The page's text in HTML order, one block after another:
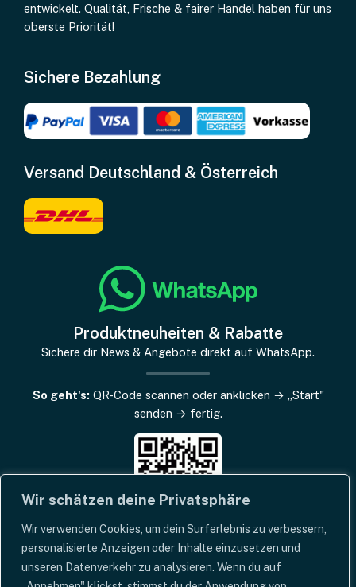
Wir schätzen deine Privatsphäre
Wir verwenden Cookies, um dein Surferlebnis zu verbessern,
personalisierte Anzeigen oder Inhalte einzusetzen und
unseren Datenverkehr zu analysieren. Wenn du auf
entwickelt. Qualität, Frische & fairer Handel haben für uns
oberste Priorität!
Sichere Bezahlung
Versand Deutschland & Österreich
Produktneuheiten & Rabatte
Sichere dir News & Angebote direkt auf WhatsApp.
So geht's: QR-Code scannen oder anklicken → „Start"
senden → fertig.